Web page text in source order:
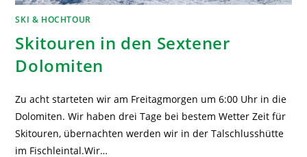
SKI & HOCHTOUR
Skitouren in den Sextener
Dolomiten
Zu acht starteten wir am Freitagmorgen um 6:00 Uhr in die
Dolomiten. Wir haben drei Tage bei bestem Wetter Zeit für
Skitouren, übernachten werden wir in der Talschlusshütte
im Fischleintal.Wir…